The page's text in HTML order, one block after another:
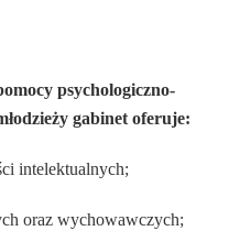
psychologiczno-
gabinet oferuje:
intelektualnych;
oraz wychowawczych;